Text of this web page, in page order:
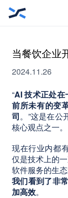
当餐饮企业
2024.11.26
“AI 技术正处在
前所未有的变
司。”这是在公
核心观点之一。
现在行业内都
仅是技术上的
软件服务的生
我们看到了非
加高效。